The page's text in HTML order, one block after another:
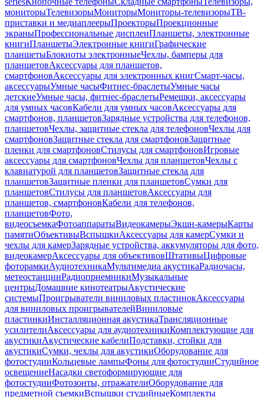
мониторыТелевизорыМониторыМониторы-телевизорыТВ-
приставки и медиаплеерыПроекторыПроекционные
экраныПрофессиональные дисплеиПланшеты, электронные
книгиПланшетыЭлектронные книгиГрафические
планшетыБлокноты электронныеЧехлы, бамперы для
планшетовАксессуары для планшетов,
смартфоновАксессуары для электронных книгСмарт-часы,
аксессуарыУмные часыФитнес-браслетыУмные часы
детскиеУмные часы, фитнес-браслетыРемешки, аксессуары
для умных часовКабели для умных часовАксессуары для
смартфонов, планшетовЗарядные устройства для телефонов,
планшетовЧехлы, защитные стекла для телефоновЧехлы для
смартфоновЗащитные стекла для смартфоновЗащитные
пленки для смартфоновСтилусы для смартфоновИгровые
аксессуары для смартфоновЧехлы для планшетовЧехлы с
клавиатурой для планшетовЗащитные стекла для
планшетовЗащитные пленки для планшетовСумки для
планшетовСтилусы для планшетовАксессуары для
планшетов, смартфоновКабели для телефонов,
планшетовФото,
видеосъемкаФотоаппаратыВидеокамерыЭкшн-камерыКарты
памятиОбъективыВспышкиАксессуары для камерСумки и
чехлы для камерЗарядные устройства, аккумуляторы для фото,
видеокамерАксессуары для объективовШтативыЦифровые
фоторамкиАудиотехникаМультимедиа акустикаРадиочасы,
метеостанцииРадиоприемникиМузыкальные
центрыДомашние кинотеатрыАкустические
системыПроигрыватели виниловых пластинокАксессуары
для виниловых проигрывателейВиниловые
пластинкиИнсталляционная акустикаТрансляционные
усилителиАксессуары для аудиотехникиКомплектующие для
акустикиАкустические кабелиПодставки, стойки для
акустикиСумки, чехлы для акустикиОборудование для
фотостудииКольцевые лампыФоны для фотостудииСтудийное
освещениеНасадки светоформирующие для
фотостудииФотозонты, отражателиОборудование для
предметной съемкиВспышки студийныеКомплекты